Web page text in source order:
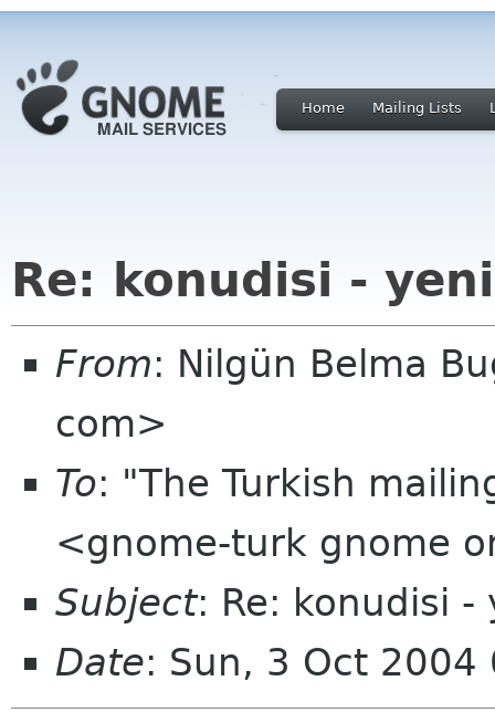
Home Mailing Lists
Re: konudisi -
From: Nilgün Belma
com>
To: "The Turkish
<gnome-turk gnome
Subject: Re: konudisi
Date: Sun, 3 Oct